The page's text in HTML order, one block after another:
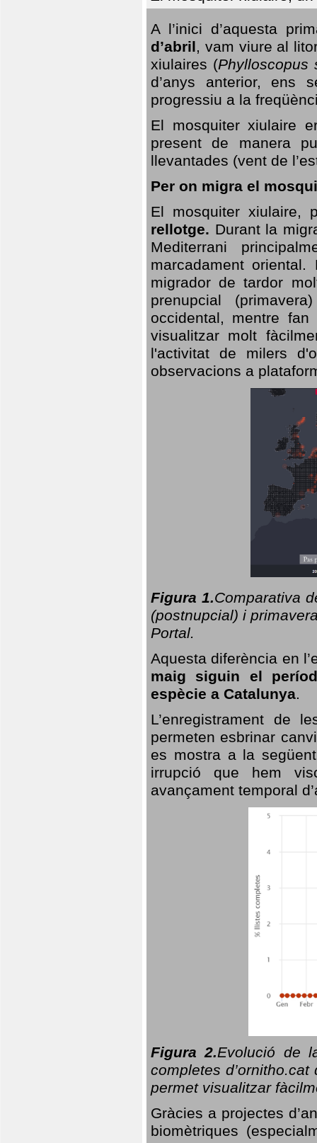
A l’inici d’aquesta
d’abril, vam viure al
xiulaires (Phylloscopus
d’anys anterior, ens
progressiu a la
El mosquiter xiulaire
present de manera
llevantades (vent de
Per on migra el
El mosquiter xiulaire,
rellotge. Durant la
Mediterrani
marcadament
migrador de tardor
prenupcial
occidental, mentre
visualitzar molt
l'activitat de milers
observacions a
Figura 1.Comparativa
(postnupcial) i
Portal.
Aquesta diferència en
maig siguin el
espècie a Catalunya.
L’enregistrament de
permeten esbrinar
es mostra a la
irrupció que hem
avançament temporal
Figura 2.Evolució de
completes
permet visualitzar
Gràcies a projectes
biomètriques